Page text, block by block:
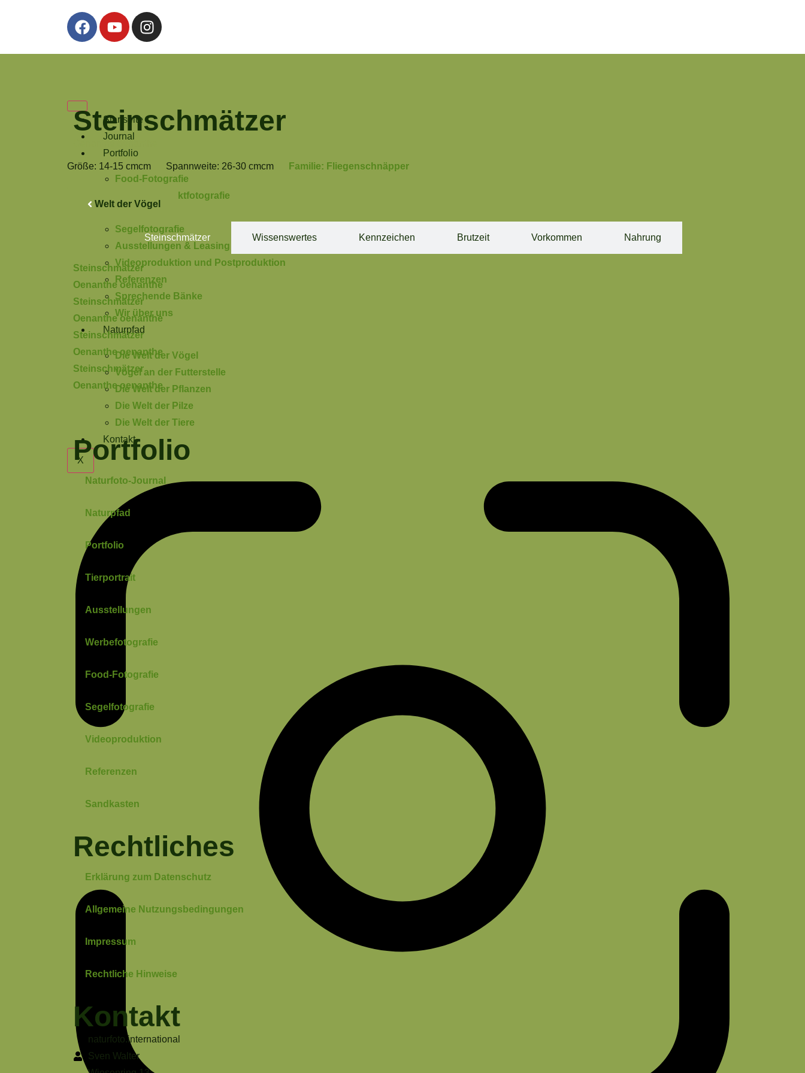
Startseite
Journal
Portfolio
Food-Fotografie
Werbe- Produktfotografie
Tierportrait
Segelfotografie
Ausstellungen & Leasing
Videoproduktion und Postproduktion
Referenzen
Sprechende Bänke
Wir über uns
Naturpfad
Die Welt der Vögel
Vögel an der Futterstelle
Die Welt der Pflanzen
Die Welt der Pilze
Die Welt der Tiere
Kontakt
X
Steinschmätzer
Größe: 14-15 cmcm Spannweite: 26-30 cmcm Familie: Fliegenschnäpper
Welt der Vögel
Steinschmätzer Wissenswertes Kennzeichen Brutzeit Vorkommen Nahrung
Steinschmätzer
Oenanthe oenanthe
Steinschmätzer
Oenanthe oenanthe
Steinschmätzer
Oenanthe oenanthe
Steinschmätzer
Oenanthe oenanthe
Portfolio
Naturfoto-Journal
Naturpfad
Portfolio
Tierportrait
Ausstellungen
Werbefotografie
Food-Fotografie
Segelfotografie
Videoproduktion
Referenzen
Sandkasten
Rechtliches
Erklärung zum Datenschutz
Allgemeine Nutzungsbedingungen
Impressum
Rechtliche Hinweise
Kontakt
naturfoto.international
Sven Walter